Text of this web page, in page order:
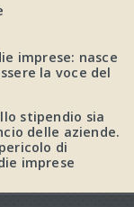
imprese: nasce
la voce del
stipendio sia
delle aziende.
di
imprese